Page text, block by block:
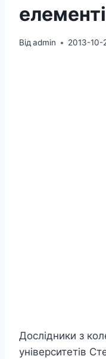
Від admin 2013-10-
Дослідники з
університетів